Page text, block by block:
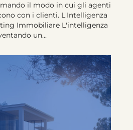
il modo in cui gli agenti
con i clienti. L'Intelligenza
Immobiliare L'intelligenza
un...